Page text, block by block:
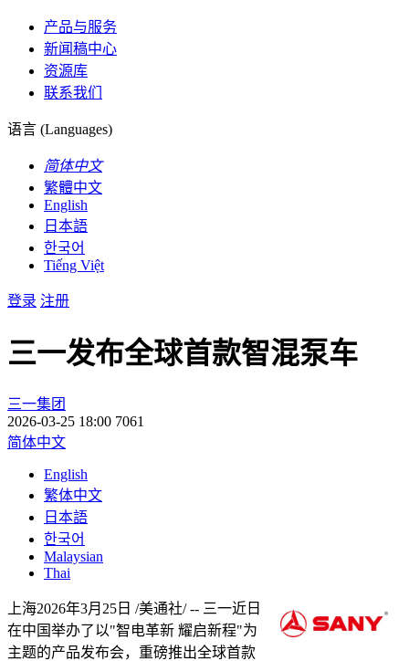
产品与服务
新闻稿中心
资源库
联系我们
语言 (Languages)
简体中文
繁體中文
English
日本語
한국어
Tiếng Việt
登录 注册
三一发布全球首款智混泵车
三一集团
2026-03-25 18:00 7061
简体中文
English
繁体中文
日本語
한국어
Malaysian
Thai
上海2026年3月25日 /美通社/ -- 三一近日
在中国举办了以"智电革新 耀启新程"为
主题的产品发布会，重磅推出全球首款